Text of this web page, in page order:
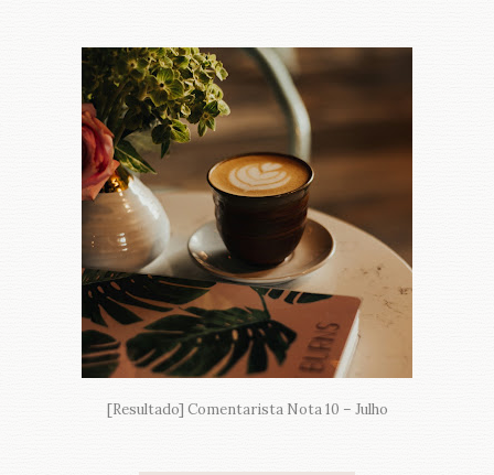
[Resultado] Comentarista Nota 10 – Julho